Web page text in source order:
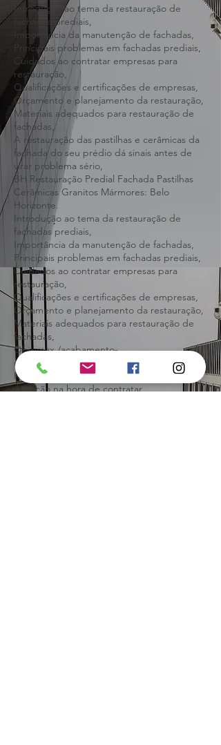
Restauração de fachada predial condomínio
prédios,
Introdução ao tema da restauração de
fachadas prediais,
Importância da manutenção de fachadas,
Principais problemas em fachadas prediais,
Cuidados ao contratar empresas para
restauração,
Qualificações e certificações de empresas,
Orçamento e planejamento da restauração,
Materiais adequados para restauração de
fachadas,
A restauração das pastilhas e cerâmicas da
fachada do seu prédio dá sinais antes de
virar problema sério,
BH Restauração Predial Fachada Pastilhas
Cerâmicas Granitos Mármores: Belo
Horizonte.
Introdução ao tema da restauração de
fachadas prediais,
Importância da manutenção de fachadas,
Principais problemas em fachadas prediais,
Cuidados ao contratar empresas para
restauração,
Qualificações e certificações de empresas,
Orçamento e planejamento da restauração,
Materiais adequados para restauração de
fachadas,
Obramax /acabamento-
decoracao/demarcacao-de-estacionamento,